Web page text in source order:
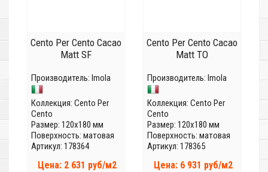
Cento Per Cento Cacao
Matt SF
Производитель: Imola
Коллекция: Cento Per
Cento
Размер: 120x180 мм
Поверхность: матовая
Артикул: 178364
Цена: 2 631 руб/м2
Cento Per Cento Cacao
Matt TO
Производитель: Imola
Коллекция: Cento Per
Cento
Размер: 120x180 мм
Поверхность: матовая
Артикул: 178365
Цена: 6 931 руб/м2